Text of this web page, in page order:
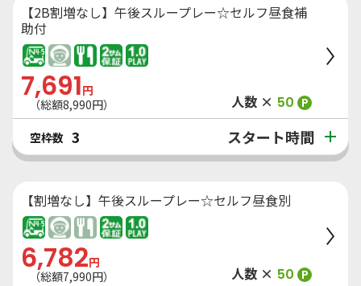
【2B割増なし】午後スループレー☆セルフ昼食補
助付
7,691円
（総額8,990円） 人数 × 50 P
空枠数 3 スタート時間
【割増なし】午後スループレー☆セルフ昼食別
6,782円
（総額7,990円） 人数 × 50 P